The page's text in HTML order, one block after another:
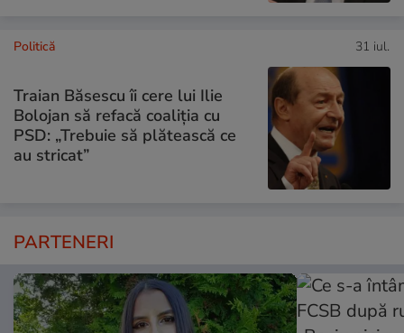
Politică 31 iul.
Traian Băsescu îi cere lui Ilie
Bolojan să refacă coaliția cu
PSD: „Trebuie să plătească ce
au stricat”
PARTENERI